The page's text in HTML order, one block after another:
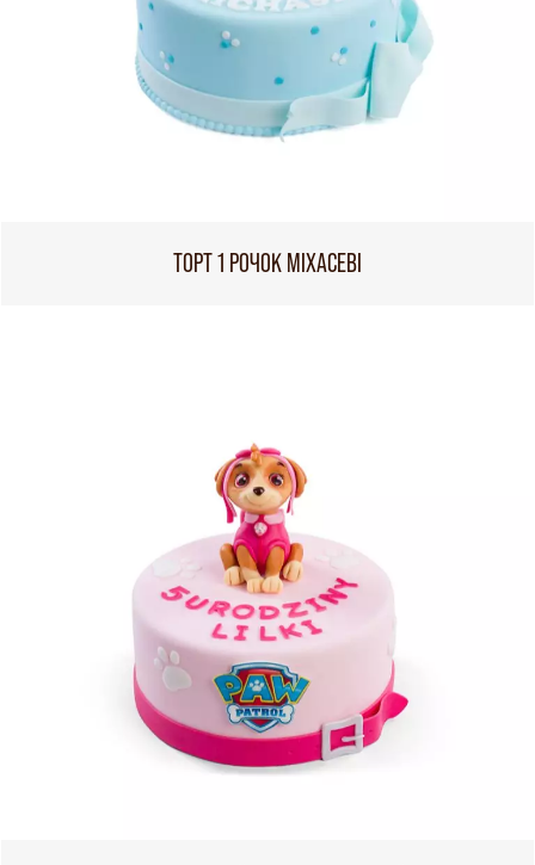
ТОРТ 1 РОЧОК МІХАСЕВІ